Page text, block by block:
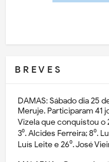
B R E V E S
DAMAS: Sábado dia 25
Meruje. Participaram 41
Vizela que conquistou o
3⁰. Alcides Ferreira; 8⁰.
Luís Leite e 26⁰. José